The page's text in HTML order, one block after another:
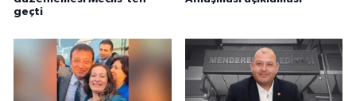
geçti